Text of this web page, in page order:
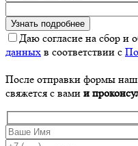
Даю согласие на сбор и
данных в соответствии с
После отправки формы
свяжется с вами и